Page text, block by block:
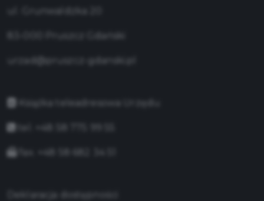
urzad@pruszcz-gdanski.pl
Książka teleadresowa Urzędu
Deklaracja dostępności